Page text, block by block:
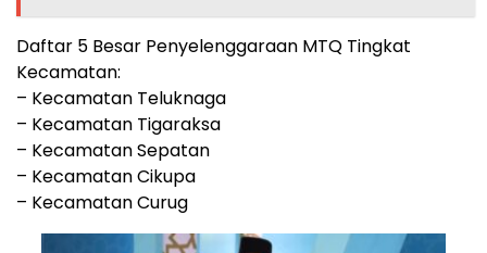
Daftar 5 Besar Penyelenggaraan MTQ Tingkat
Kecamatan:
– Kecamatan Teluknaga
– Kecamatan Tigaraksa
– Kecamatan Sepatan
– Kecamatan Cikupa
– Kecamatan Curug